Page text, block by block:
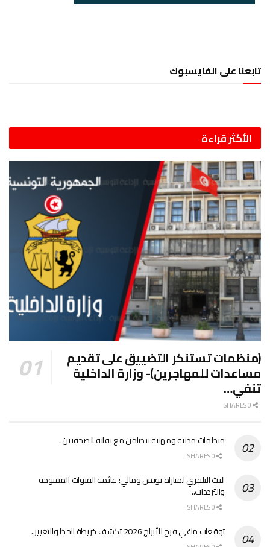
تابعنا على الفايسبوك
الأكثر قراءة
(منظمات تستنكر التضييق على تقديم
مساعدات للمهاجرين)- وزارة الداخلية
تنفي…
منظمات مدنية ومهنية تتضامن مع نقابة الصحفيين..
البث التلفزي لمباراة تونس ومالي: قائمة القنوات المفتوحة
والترددات..
توقعات ماغي فرح للأبراج 2026 تكشف خريطة الحظ والتغيير..